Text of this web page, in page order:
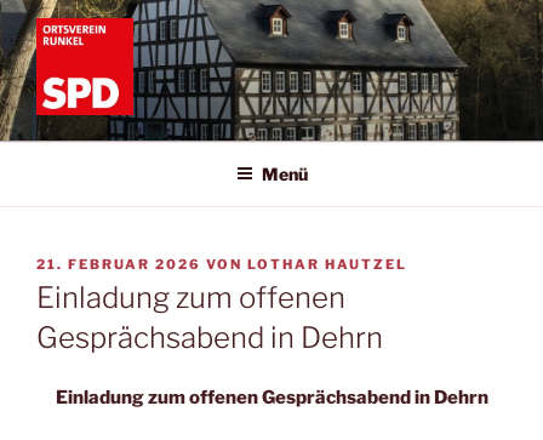
Zum
Inhalt
springen
SPD RUNKEL
Informationen zur SPD Runkel
Menü
VERÖFFENTLICHT
AM
21. FEBRUAR 2026 VON LOTHAR HAUTZEL
Einladung zum offenen
Gesprächsabend in Dehrn
Einladung zum offenen Gesprächsabend in Dehrn